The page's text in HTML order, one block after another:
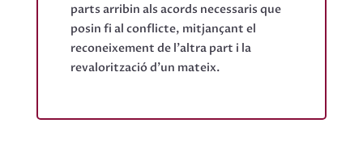
parts arribin als acords necessaris que
posin fi al conflicte, mitjançant el
reconeixement de l’altra part i la
revalorització d’un mateix.